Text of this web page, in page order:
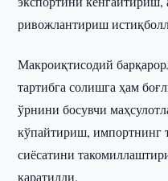
ривожлантириш
Макроиқтисодий
тартибга солишга ҳам
ўрнини босувчи
кўпайтириш, импортнинг
сиёсатини
қаратилди.